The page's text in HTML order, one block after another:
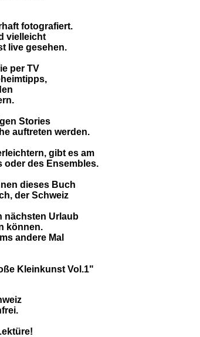
fotografiert.
vielleicht
live gesehen.
per TV
Stories
auftreten werden.
gibt es am
oder des Ensembles.
dieses Buch
der Schweiz
nächsten Urlaub
können.
andere Mal
Kleinkunst Vol.1"